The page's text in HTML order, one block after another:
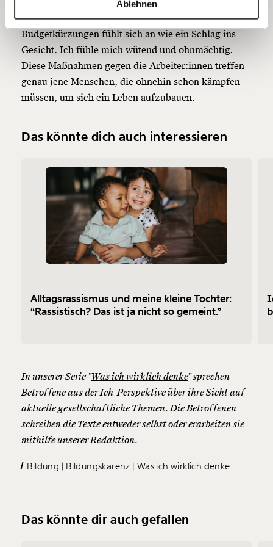
Ablehnen
150€ €
Ich möchte meine Spende verschenken.
Du erhältst eine E-Mail mit deiner
ausdrucken oder weiterleiten und verschenken
1/3
für uns alle. Die Ankündigung der neuen
Budgetkürzungen fühlt sich an wie ein Schlag ins
Gesicht. Ich fühle mich wütend und ohnmächtig.
Diese Maßnahmen gegen die Arbeiter:innen treffen
genau jene Menschen, die ohnehin schon kämpfen
müssen, um sich ein Leben aufzubauen.
Das könnte dich auch interessieren
Alltagsrassismus und meine kleine Tochter:
“Rassistisch? Das ist ja nicht so gemeint.”
In unserer Serie "Was ich wirklich denke" sprechen
Betroffene aus der Ich-Perspektive über ihre Sicht auf
aktuelle gesellschaftliche Themen. Die Betroffenen
schreiben die Texte entweder selbst oder erarbeiten sie
mithilfe unserer Redaktion.
Bildung Bildungskarenz Was ich wirklich denke
Das könnte dir auch gefallen